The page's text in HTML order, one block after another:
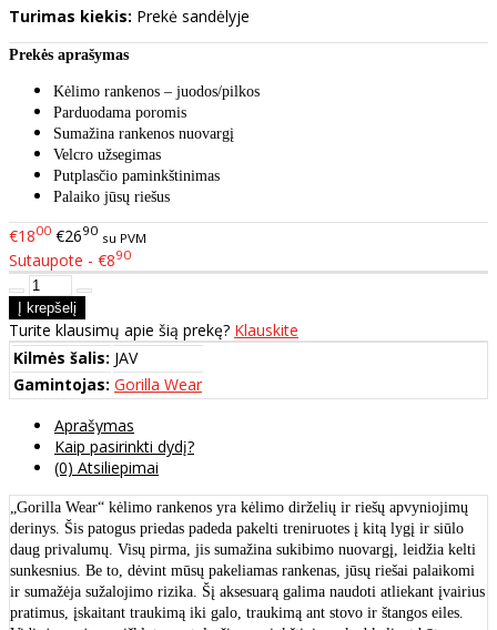
Turimas kiekis: Prekė sandėlyje
Prekės aprašymas
Kėlimo rankenos – juodos/pilkos
Parduodama poromis
Sumažina rankenos nuovargį
Velcro užsegimas
Putplasčio paminkštinimas
Palaiko jūsų riešus
€1800 €2690 su PVM
Sutaupote - €890
Turite klausimų apie šią prekę? Klauskite
Kilmės šalis: JAV
Gamintojas: Gorilla Wear
Aprašymas
Kaip pasirinkti dydį?
(0) Atsiliepimai
„Gorilla Wear“ kėlimo rankenos yra kėlimo dirželių ir riešų apvyniojimų
derinys. Šis patogus priedas padeda pakelti treniruotes į kitą lygį ir siūlo
daug privalumų. Visų pirma, jis sumažina sukibimo nuovargį, leidžia kelti
sunkesnius. Be to, dėvint mūsų pakeliamas rankenas, jūsų riešai palaikomi
ir sumažėja sužalojimo rizika. Šį aksesuarą galima naudoti atliekant įvairius
pratimus, įskaitant traukimą iki galo, traukimą ant stovo ir štangos eiles.